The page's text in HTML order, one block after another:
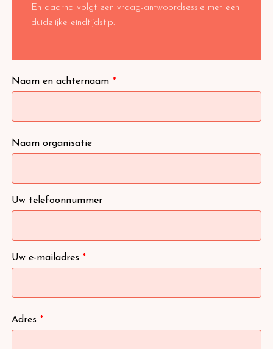
En daarna volgt een vraag-antwoordsessie met een
duidelijke eindtijdstip.
Naam en achternaam *
Naam organisatie
Uw telefoonnummer
Uw e-mailadres *
Adres *